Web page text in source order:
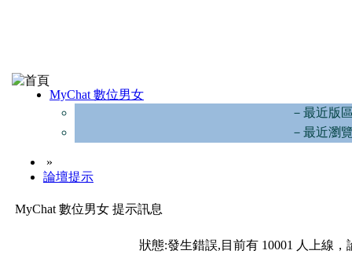
MyChat 數位男女
－最近版
－最近瀏
»
論壇提示
MyChat 數位男女 提示訊息
狀態:發生錯誤,目前有 10001 人上線